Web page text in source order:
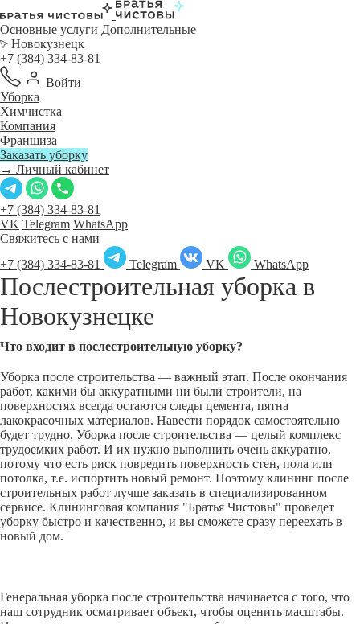
Основные услуги Дополнительные
Новокузнецк
+7 (384) 334-83-81
Войти
Уборка
Химчистка
Компания
Франшиза
Заказать уборку
→ Личный кабинет
+7 (384) 334-83-81
VK Telegram WhatsApp
Свяжитесь с нами
+7 (384) 334-83-81
Telegram VK WhatsApp
Послестроительная уборка в
Новокузнецке
Что входит в послестроительную уборку?
Уборка после строительства — важный этап. После окончания
работ, какими бы аккуратными ни были строители, на
поверхностях всегда остаются следы цемента, пятна
лакокрасочных материалов. Навести порядок самостоятельно
будет трудно. Уборка после строительства — целый комплекс
трудоемких работ. И их нужно выполнить очень аккуратно,
потому что есть риск повредить поверхность стен, пола или
потолка, т.е. испортить новый ремонт. Поэтому клининг после
строительных работ лучше заказать в специализированном
сервисе. Клининговая компания "Братья Чистовы" проведет
уборку быстро и качественно, и вы сможете сразу переехать в
новый дом.
Генеральная уборка после строительства начинается с того, что
наш сотрудник осматривает объект, чтобы оценить масштабы.